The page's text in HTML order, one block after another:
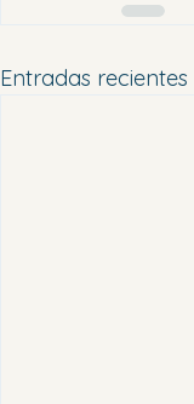
Entradas recientes